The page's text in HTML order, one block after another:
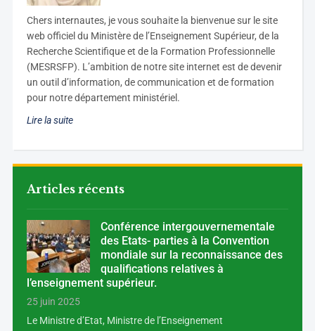
Chers internautes, je vous souhaite la bienvenue sur le site
web officiel du Ministère de l’Enseignement Supérieur, de la
Recherche Scientifique et de la Formation Professionnelle
(MESRSFP). L’ambition de notre site internet est de devenir
un outil d’information, de communication et de formation
pour notre département ministériel.
Lire la suite
Articles récents
Conférence intergouvernementale
des Etats- parties à la Convention
mondiale sur la reconnaissance des
qualifications relatives à
l’enseignement supérieur.
25 juin 2025
Le Ministre d’Etat, Ministre de l’Enseignement